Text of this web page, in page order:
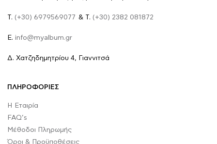
Τ. (+30) 6979569077 & Τ. (+30) 2382 081872
E. info@myalbum.gr
Δ. Χατζηδημητρίου 4, Γιαννιτσά
ΠΛΗΡΟΦΟΡΙΕΣ
Η Εταιρία
FAQ’s
Μέθοδοι Πληρωμής
Όροι & Προϋποθέσεις